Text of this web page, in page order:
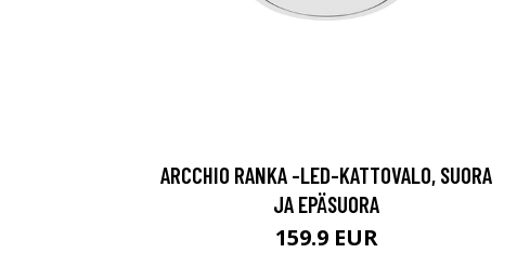
ARCCHIO RANKA -LED-KATTOVALO, SUORA
JA EPÄSUORA
159.9 EUR